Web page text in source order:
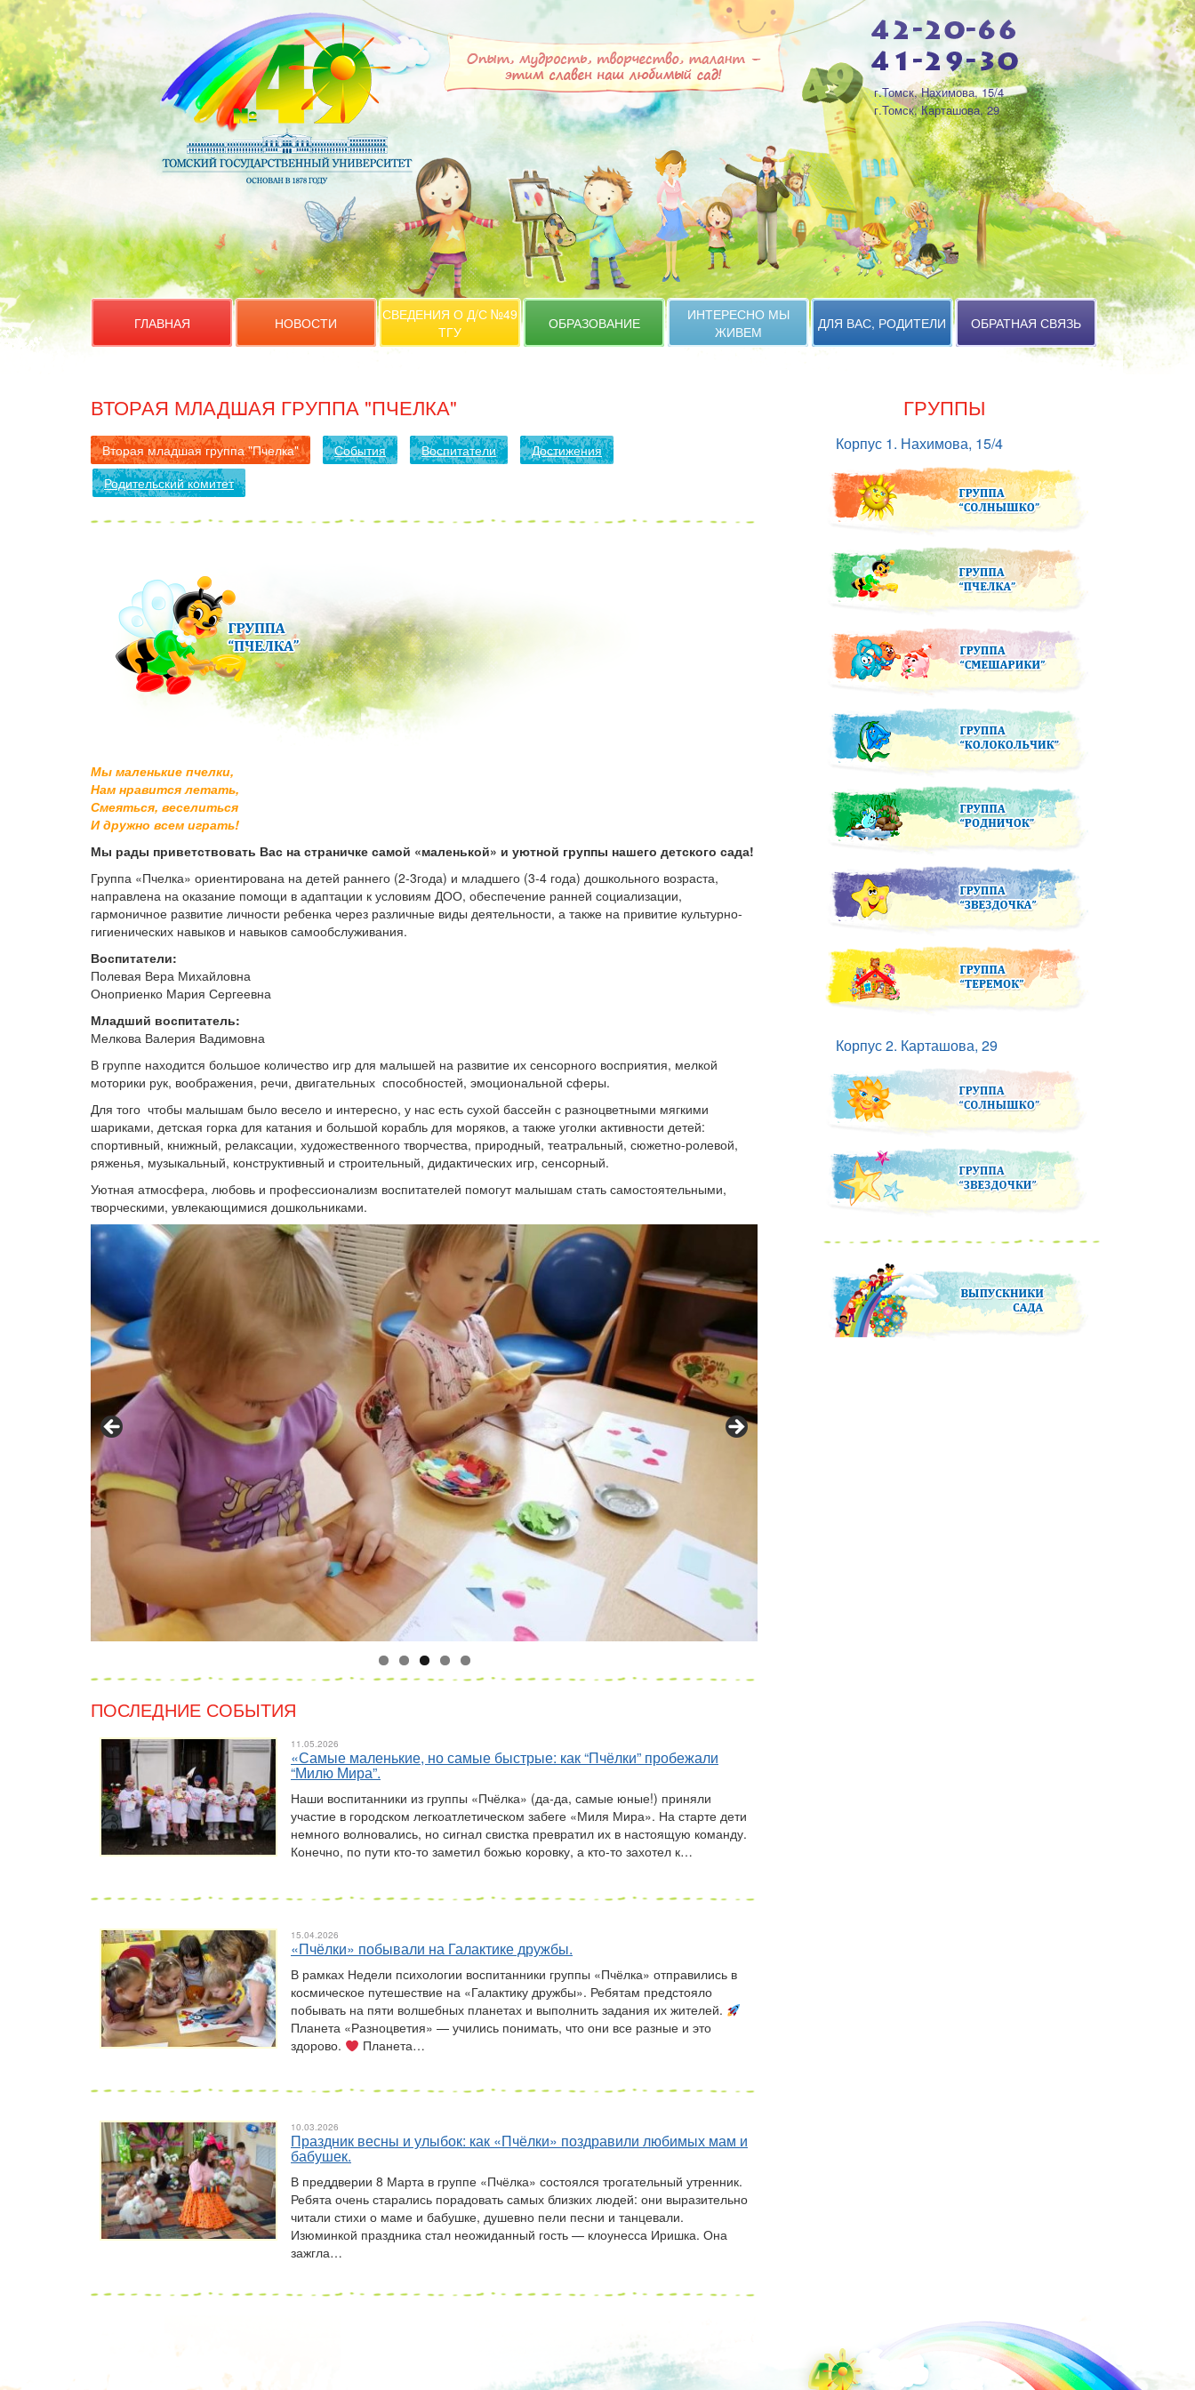
г.Томск, Нахимова, 15/4
г.Томск, Карташова, 29
ГЛАВНАЯ НОВОСТИ
СВЕДЕНИЯ О Д/С №49
ТГУ
ОБРАЗОВАНИЕ
ИНТЕРЕСНО МЫ
ЖИВЕМ
ДЛЯ ВАС, РОДИТЕЛИ ОБРАТНАЯ СВЯЗЬ
ВТОРАЯ МЛАДШАЯ ГРУППА "ПЧЕЛКА"
Вторая младшая группа "Пчелка" События Воспитатели
Достижения
Родительский комитет
Мы маленькие пчелки,
Нам нравится летать,
Смеяться, веселиться
И дружно всем играть!
Мы рады приветствовать Вас на страничке самой «маленькой» и уютной группы нашего детского сада!
Группа «Пчелка» ориентирована на детей раннего (2-3года) и младшего (3-4 года) дошкольного возраста,
направлена на оказание помощи в адаптации к условиям ДОО, обеспечение ранней социализации,
гармоничное развитие личности ребенка через различные виды деятельности, а также на привитие культурно-
гигиенических навыков и навыков самообслуживания.
Воспитатели:
Полевая Вера Михайловна
Оноприенко Мария Сергеевна
Младший воспитатель:
Мелкова Валерия Вадимовна
В группе находится большое количество игр для малышей на развитие их сенсорного восприятия, мелкой
моторики рук, воображения, речи, двигательных способностей, эмоциональной сферы.
Для того чтобы малышам было весело и интересно, у нас есть сухой бассейн с разноцветными мягкими
шариками, детская горка для катания и большой корабль для моряков, а также уголки активности детей:
спортивный, книжный, релаксации, художественного творчества, природный, театральный, сюжетно-ролевой,
ряженья, музыкальный, конструктивный и строительный, дидактических игр, сенсорный.
Уютная атмосфера, любовь и профессионализм воспитателей помогут малышам стать самостоятельными,
творческими, увлекающимися дошкольниками.
ПОСЛЕДНИЕ СОБЫТИЯ
11.05.2026
«Самые маленькие, но самые быстрые: как “Пчёлки” пробежали
“Милю Мира”.
Наши воспитанники из группы «Пчёлка» (да-да, самые юные!) приняли
участие в городском легкоатлетическом забеге «Миля Мира». На старте дети
немного волновались, но сигнал свистка превратил их в настоящую команду.
Конечно, по пути кто-то заметил божью коровку, а кто-то захотел к…
15.04.2026
«Пчёлки» побывали на Галактике дружбы.
В рамках Недели психологии воспитанники группы «Пчёлка» отправились в
космическое путешествие на «Галактику дружбы». Ребятам предстояло
побывать на пяти волшебных планетах и выполнить задания их жителей.
Планета «Разноцветия» — учились понимать, что они все разные и это
здорово.
Планета…
10.03.2026
Праздник весны и улыбок: как «Пчёлки» поздравили любимых мам и
бабушек.
В преддверии 8 Марта в группе «Пчёлка» состоялся трогательный утренник.
Ребята очень старались порадовать самых близких людей: они выразительно
читали стихи о маме и бабушке, душевно пели песни и танцевали.
Изюминкой праздника стал неожиданный гость — клоунесса Иришка. Она
зажгла…
ГРУППЫ
Корпус 1. Нахимова, 15/4
Корпус 2. Карташова, 29